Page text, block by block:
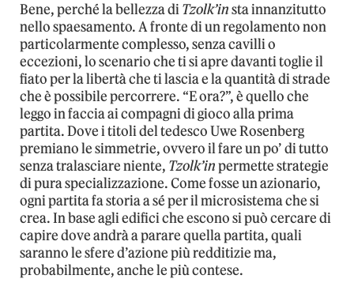
Bene, perché la bellezza diTzolk’insta innanzitutto
nello spaesamento. A fronte di un regolamento non
particolarmente complesso, senza cavilli o
eccezioni, lo scenario che ti si apre davanti toglie il
fiato per la libertà che ti lascia e la quantità di strade
che è possibile percorrere. “E ora?”, è quello che
leggo in faccia ai compagni di gioco alla prima
partita. Dove i titoli del tedesco Uwe Rosenberg
premiano le simmetrie, ovvero il fare un po’ di tutto
senza tralasciare niente, Tzolk’inpermette strategie
di pura specializzazione. Come fosse un azionario,
ogni partita fa storia a sé per il microsistema che si
crea. In base agli edifici che escono si può cercare di
capire dove andrà a parare quella partita, quali
saranno le sfere d’azione più redditizie ma,
probabilmente, anche le più contese.